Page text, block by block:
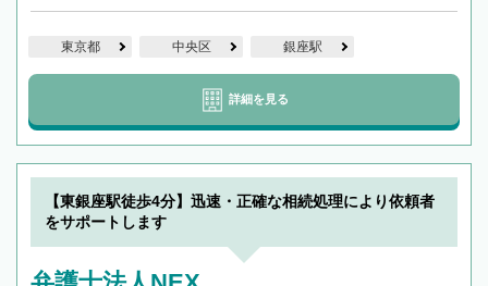
東京都 中央区 銀座駅
詳細を見る
【東銀座駅徒歩4分】迅速・正確な相続処理により依頼者
をサポートします